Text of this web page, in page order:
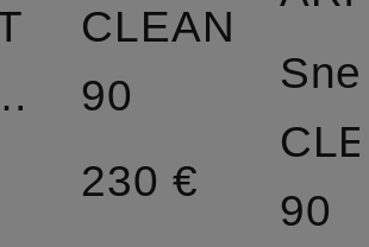
CLEAN
90
230 €
90